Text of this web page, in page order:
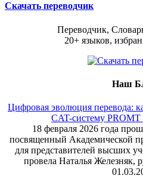
Скачать переводчик
Переводчик,
20+ языков,
Наш
Цифровая эволюция перевода:
CAT-систему PROMT
18 февраля 2026 года
посвященный Академической
для представителей высших
провела Наталья Железняк,